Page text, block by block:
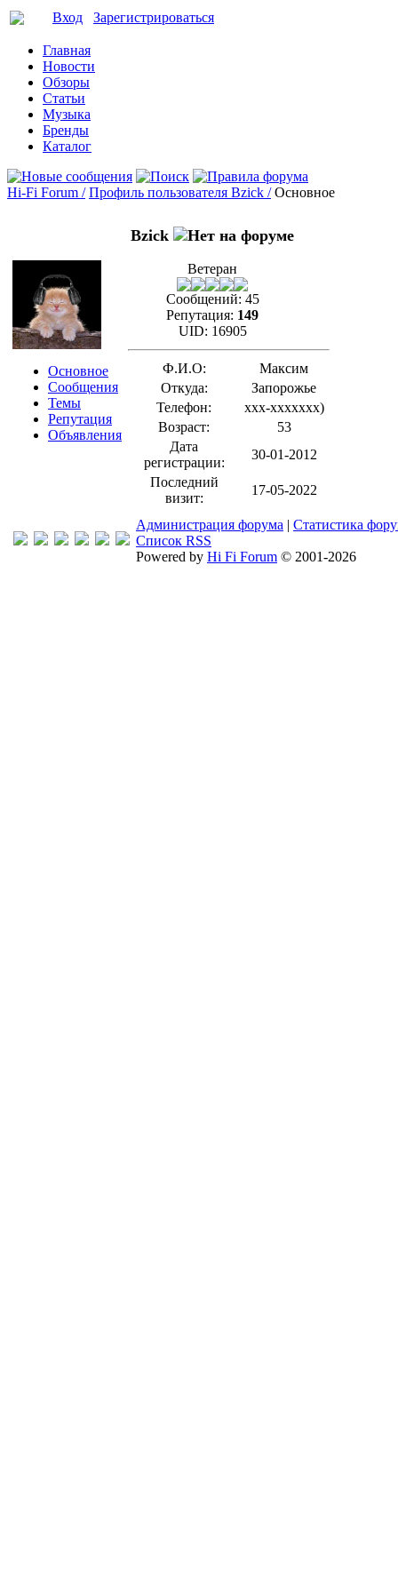
Вход Зарегистрироваться
Главная
Новости
Обзоры
Статьи
Музыка
Бренды
Каталог
Hi-Fi Forum / Профиль пользователя Bzick / Основное
Основное
Сообщения
Темы
Репутация
Объявления
Bzick
Ветеран
Сообщений: 45
Репутация: 149
UID: 16905
Ф.И.О:
Максим
Откуда:
Запорожье
Телефон:
xxx-xxxxxxx)
Возраст:
53
Дата
регистрации:
30-01-2012
Последний
визит:
17-05-2022
Администрация форума | Статистика
Список RSS
Powered by Hi Fi Forum © 2001-2026